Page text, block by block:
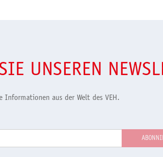
UNSEREN
Informationen aus der Welt des VEH.